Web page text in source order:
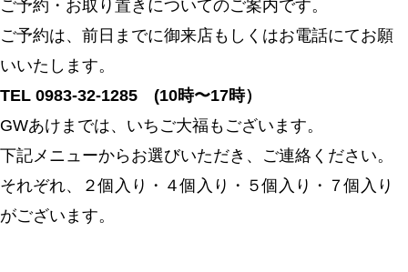
ご予約・お取り置きについてのご案内です。
ご予約は、前日までに御来店もしくはお電話にてお願
いいたします。
TEL 0983-32-1285 (10時〜17時）
GWあけまでは、いちご大福もございます。
下記メニューからお選びいただき、ご連絡ください。
それぞれ、２個入り・４個入り・５個入り・７個入り
がございます。